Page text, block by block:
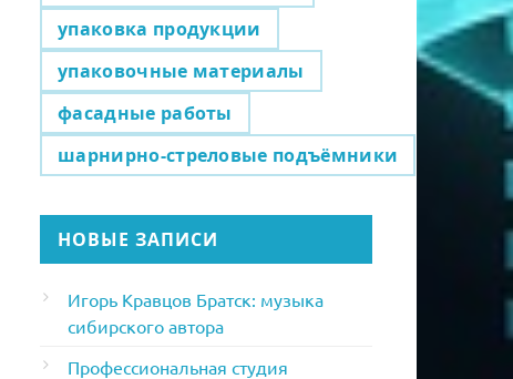
упаковка продукции
упаковочные материалы
фасадные работы
шарнирно-стреловые подъёмники
НОВЫЕ ЗАПИСИ
Игорь Кравцов Братск: музыка
сибирского автора
Профессиональная студия